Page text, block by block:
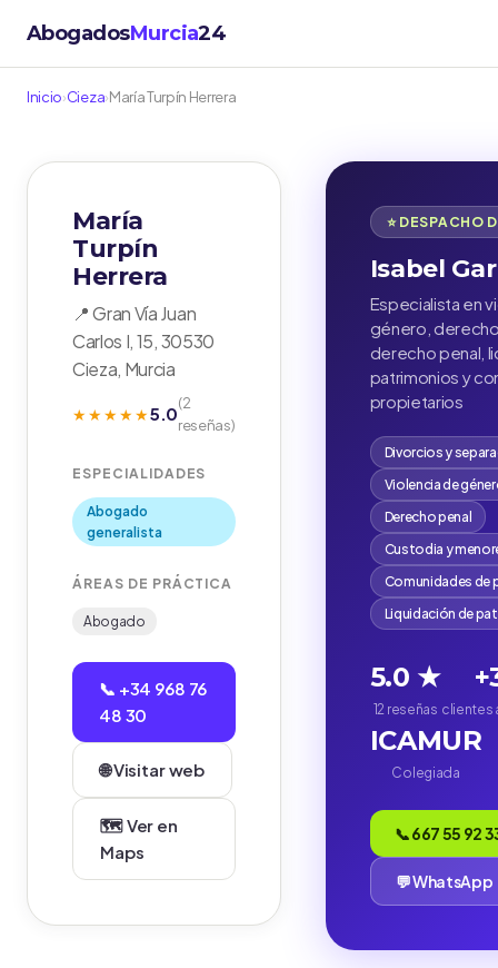
AbogadosMurcia24
Inicio›Cieza›María Turpín Herrera
María
Turpín
Herrera
📍 Gran Vía Juan
Carlos I, 15, 30530
Cieza, Murcia
★★★★★5.0(2
reseñas)
ESPECIALIDADES
Abogado
generalista
ÁREAS DE PRÁCTICA
Abogado
📞 +34 968 76
48 30
🌐 Visitar web
🗺️ Ver en
Maps
⭐ DESPACHO
Isabel
Especialista en
género,
derecho penal,
patrimonios y
propietarios
Divorcios y
Violencia de
Derecho penal
Custodia y
Comunidades de
Liquidación de
5.0 ★
12 reseñas clientes
ICAMUR
Colegiada
📞 667 55 92
💬 WhatsApp